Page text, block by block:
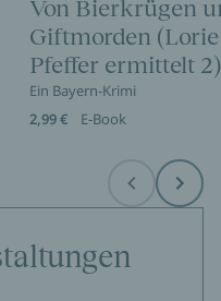
Von Bierkrügen
Giftmorden (Lorie
Pfeffer ermittelt 2)
Ein Bayern-Krimi
2,99 €
E-Book
Before Next